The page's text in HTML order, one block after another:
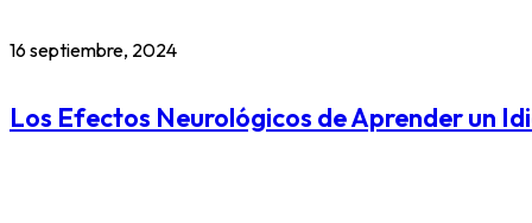
16 septiembre, 2024
Los Efectos Neurológicos de Aprender un